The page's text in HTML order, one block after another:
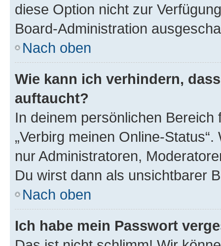
diese Option nicht zur
Board-Administration
Nach oben
Wie kann ich verhindern,
auftaucht?
In deinem persönlichen
„Verbirg meinen Online-
nur Administratoren,
Du wirst dann als unsichtbarer
Nach oben
Ich habe mein Passwort